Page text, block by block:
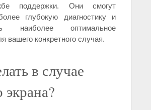
поддержки. Они смогут
глубокую диагностику и
наиболее оптимальное
вашего конкретного случая.
в случае
экрана?